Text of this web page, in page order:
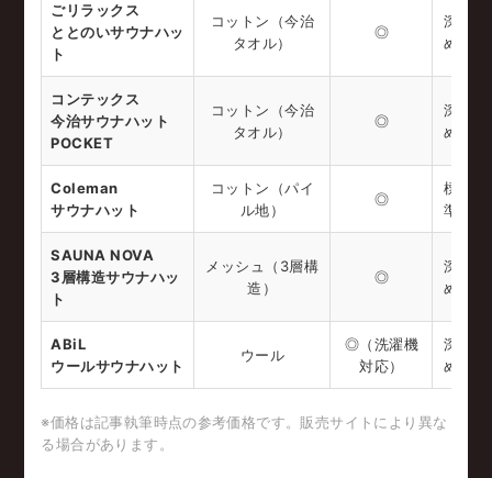
ごリラックス
ととのいサウナハッ
ト
コットン（今治
タオル）
◎
深
め
コンテックス
今治サウナハット
POCKET
コットン（今治
タオル）
◎
深
め
Coleman
サウナハット
コットン（パイ
ル地）
◎
標
準
SAUNA NOVA
3層構造サウナハッ
ト
メッシュ（3層構
造）
◎
深
め
ABiL
ウールサウナハット
ウール
◎（洗濯機
対応）
深
め
※価格は記事執筆時点の参考価格です。販売サイトにより異な
る場合があります。